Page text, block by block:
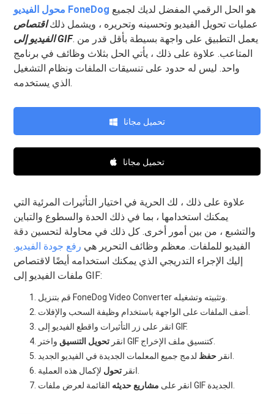
محول الفيديو FoneDog
عمليات تحويل الفيديو وتحسينه وتحريره ، ويشمل ذلكاقتصاص
الفيديو إلى GIF. يعمل التطبيق على واجهة بسيطة بأقل قدر من
المتاعب. علاوة على ذلك ، يأتي الحل بثلاث وظائف في برنامج
واحد. ليس له حدود على تنسيقات الملفات ونظام التشغيل
الذي يستخدمه.
تحميل مجانا
تحميل مجانا
علاوة على ذلك ، لك الحرية في اختيار التأثيرات المرئية التي
يمكنك استخدامها ، بما في ذلك الحدة والسطوع والتباين
والتشبع ، من بين أمور أخرى. كل ذلك في محاولة لتحسين دقة
الفيديو للملفات. معظم وظائف التحرير هي رفع جودة الفيديو.
إليك الإجراء التدريجي الذي يمكنك استخدامه أيضًا لاقتصاص
ملفات الفيديو إلى GIF:
انقر على زر التأثيرات واقطع الفيديو إلى GIF.
انقر تحويل التنسيق
انقر حفظ
انقر تحول
انقر على مشاريع حديثه